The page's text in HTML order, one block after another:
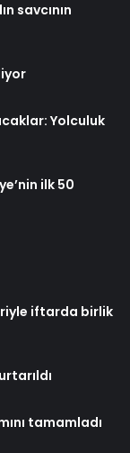
savcının
Yolculuk
ilk 50
iftarda birlik
tamamladı